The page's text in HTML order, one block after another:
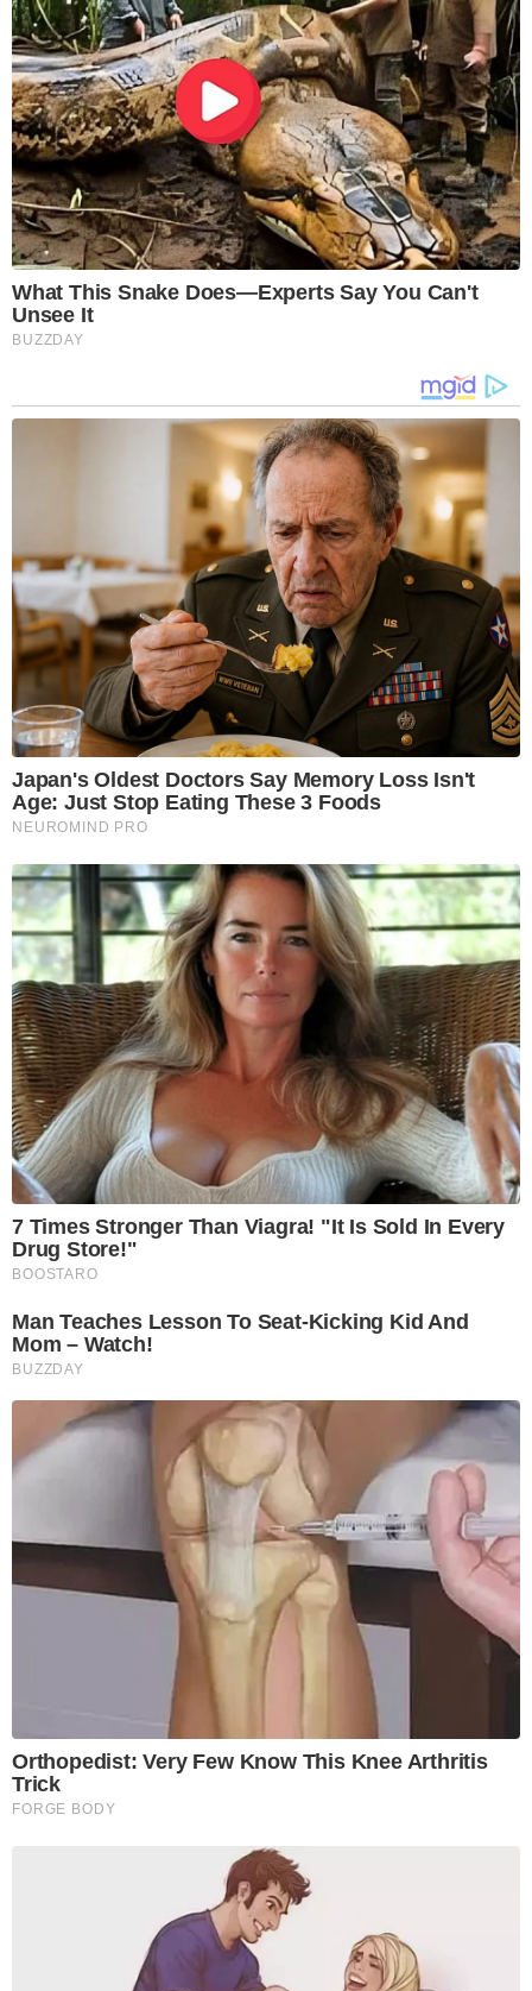
What This Snake Does—Experts Say You Can't
Unsee It
BUZZDAY
Japan's Oldest Doctors Say Memory Loss Isn't
Age: Just Stop Eating These 3 Foods
NEUROMIND PRO
7 Times Stronger Than Viagra! "It Is Sold In Every
Drug Store!"
BOOSTARO
Man Teaches Lesson To Seat-Kicking Kid And
Mom – Watch!
BUZZDAY
Orthopedist: Very Few Know This Knee Arthritis
Trick
FORGE BODY